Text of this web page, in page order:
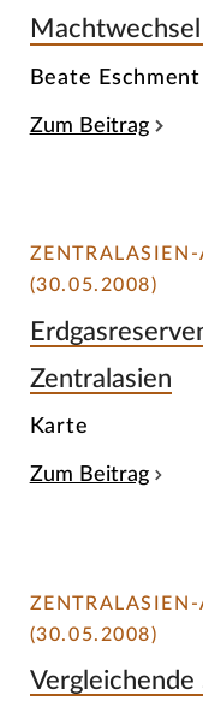
Beate
Zum Beitrag
(30.05.2008)
Zentralasien
Karte
Zum Beitrag
(30.05.2008)